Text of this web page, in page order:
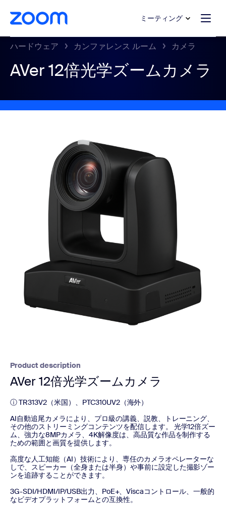
テンツへスキップ
ットへスキップ ミーティング
ハードウェア カンファレンス ルーム カメラ
AVer 12倍光学ズームカメラ
Product description
AVer 12倍光学ズームカメラ
ⓘ TR313V2（米国）、PTC310UV2（海外）
AI自動追尾カメラにより、プロ級の講義、説教、トレーニング、
その他のストリーミングコンテンツを配信します。 光学12倍ズー
ム、強力な8MPカメラ、4K解像度は、高品質な作品を制作する
ための範囲と画質を提供します。
高度な人工知能（AI）技術により、専任のカメラオペレーターな
しで、スピーカー（全身または半身）や事前に設定した撮影ゾー
ンを追跡することができます。
3G-SDI/HDMI/IP/USB出力、PoE+、Viscaコントロール、一般的
なビデオプラットフォームとの互換性。